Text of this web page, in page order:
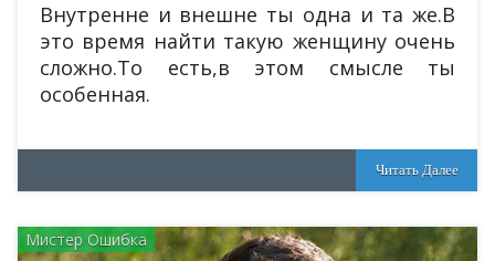
Внутренне и внешне ты одна и та же.В
это время найти такую женщину очень
сложно.То есть,в этом смысле ты
особенная.
Читать Далее
Мистер Ошибка